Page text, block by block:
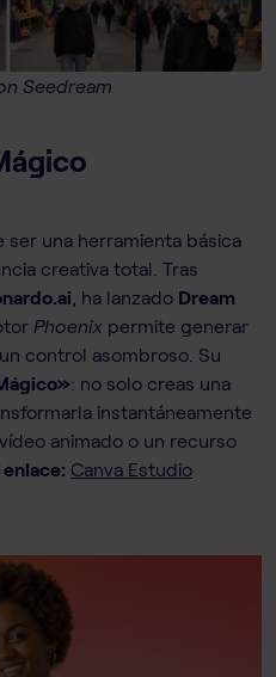
Seedream
ser una herramienta básica
creativa total. Tras
, ha lanzado Dream
Phoenix permite generar
control asombroso. Su
: no solo creas una
instantáneamente
animado o un recurso
Canva Estudio